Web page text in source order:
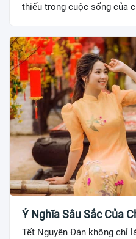
thiếu trong cuộc sống của
Ý Nghĩa Sâu Sắc Của
Tết Nguyên Đán không chỉ